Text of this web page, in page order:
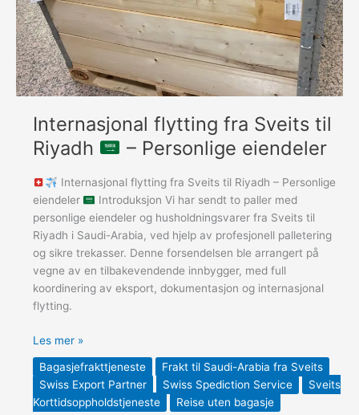
Internasjonal flytting fra Sveits til
Riyadh
– Personlige eiendeler
Internasjonal flytting fra Sveits til Riyadh – Personlige
eiendeler
Introduksjon Vi har sendt to paller med
personlige eiendeler og husholdningsvarer fra Sveits til
Riyadh i Saudi-Arabia, ved hjelp av profesjonell palletering
og sikre trekasser. Denne forsendelsen ble arrangert på
vegne av en tilbakevendende innbygger, med full
koordinering av eksport, dokumentasjon og internasjonal
flytting.
eiendeler
Les mer »
Bagasjefrakttjeneste
Frakt til Saudi-Arabia fra Sveits
Swiss Export Partner
Swiss Spediction Service
Sveits
Korttidsoppholdstjeneste
Reise uten bagasje